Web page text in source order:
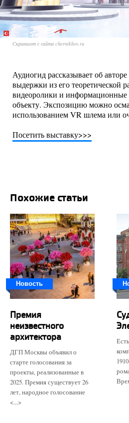
Скриншот с сайта chernikhov.ru
Аудиогид рассказывает об
выдержки из его теоретической
видеоролики и
объекту. Экспозицию можно
использованием VR шлема или
Посетить выставку>>>
Похожие статьи
Новость
Премия
неизвестного
архитектора
ДГП Москвы объявил о
старте голосования за
проекты, реализованные в
2025. Премия существует 26
лет, народное голосование
<...>